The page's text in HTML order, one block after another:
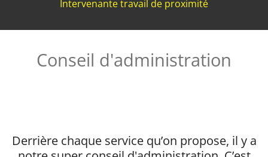
Intervenante travail de proximité
Conseil d'administration
Derrière chaque service qu’on propose, il y a